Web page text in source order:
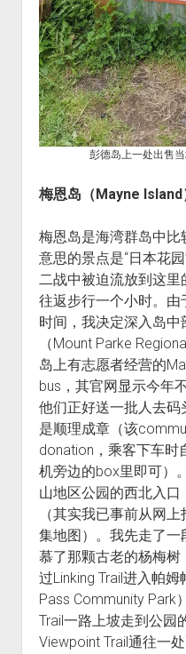
彭德岛上一处出售
梅恩岛（Mayne Island
梅恩岛是海湾群岛中
意思的景点是“日本花
二战中被迫流放到这
往返步行一个小时。
时间，我决定深入岛
（Mount Parke
岛上有志愿者经营的
bus，其官网显示今年
他们正好送一批人去
是顺理成章（该
donation，乘客下车时
机旁边的box里即可）
山地区公园的西北入
（其实我已事前从网
集地图）。我先走了一
慕了那颗古老的杨梅树
过Linking Trail进入帕
Pass Community Park
Trail一路上坡走到公园
Viewpoint Trail通往一